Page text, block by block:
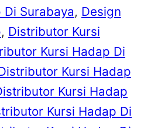
Di Surabaya, Design
, Distributor Kursi
Kursi Hadap Di
Kursi Hadap
Kursi Hadap
Kursi Hadap Di